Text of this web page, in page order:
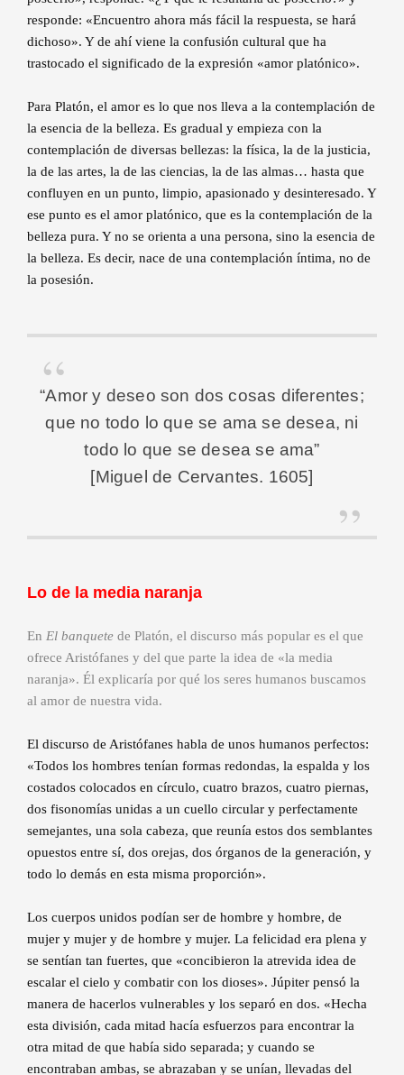
responde: «Encuentro ahora más fácil la respuesta, se hará
dichoso». Y de ahí viene la confusión cultural que ha
trastocado el significado de la expresión «amor platónico».
Para Platón, el amor es lo que nos lleva a la contemplación de
la esencia de la belleza. Es gradual y empieza con la
contemplación de diversas bellezas: la física, la de la justicia,
la de las artes, la de las ciencias, la de las almas… hasta que
confluyen en un punto, limpio, apasionado y desinteresado. Y
ese punto es el amor platónico, que es la contemplación de la
belleza pura. Y no se orienta a una persona, sino la esencia de
la belleza. Es decir, nace de una contemplación íntima, no de
la posesión.
“Amor y deseo son dos cosas diferentes;
que no todo lo que se ama se desea, ni
todo lo que se desea se ama”
[Miguel de Cervantes. 1605]
Lo de la media naranja
En El banquete de Platón, el discurso más popular es el que
ofrece Aristófanes y del que parte la idea de «la media
naranja». Él explicaría por qué los seres humanos buscamos
al amor de nuestra vida.
El discurso de Aristófanes habla de unos humanos perfectos:
«Todos los hombres tenían formas redondas, la espalda y los
costados colocados en círculo, cuatro brazos, cuatro piernas,
dos fisonomías unidas a un cuello circular y perfectamente
semejantes, una sola cabeza, que reunía estos dos semblantes
opuestos entre sí, dos orejas, dos órganos de la generación, y
todo lo demás en esta misma proporción».
Los cuerpos unidos podían ser de hombre y hombre, de
mujer y mujer y de hombre y mujer. La felicidad era plena y
se sentían tan fuertes, que «concibieron la atrevida idea de
escalar el cielo y combatir con los dioses». Júpiter pensó la
manera de hacerlos vulnerables y los separó en dos. «Hecha
esta división, cada mitad hacía esfuerzos para encontrar la
otra mitad de que había sido separada; y cuando se
encontraban ambas, se abrazaban y se unían, llevadas del